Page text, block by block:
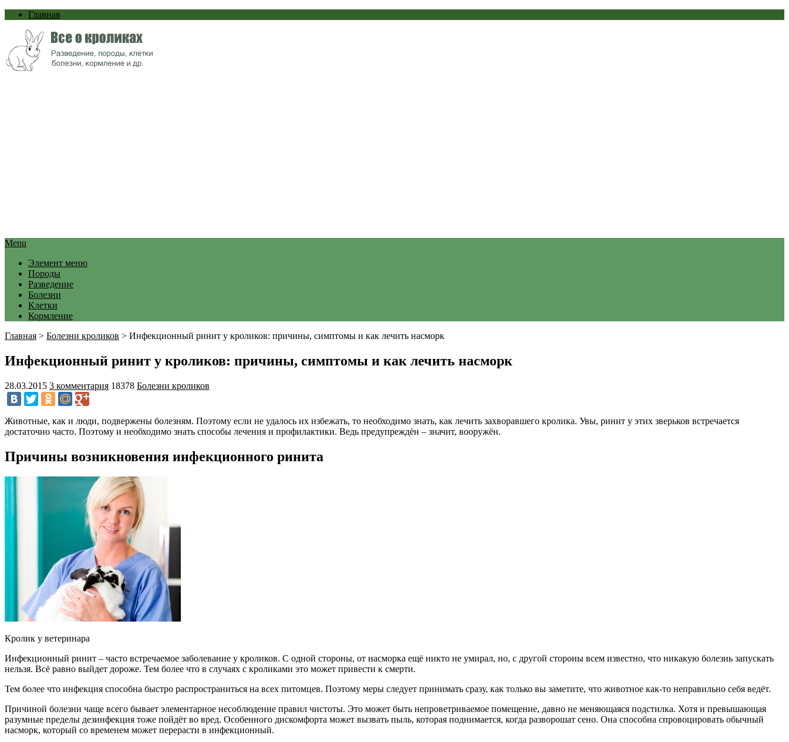
Главная
Menu
Элемент меню
Породы
Разведение
Болезни
Клетки
Кормление
Главная > Болезни кроликов > Инфекционный ринит у кроликов: причины, симптомы и как лечить насморк
Инфекционный ринит у кроликов: причины, симптомы и как лечить насморк
28.03.2015 3 комментария 18378 Болезни кроликов
Животные, как и люди, подвержены болезням. Поэтому если не удалось их избежать, то необходимо знать, как лечить захворавшего кролика. Увы, ринит у этих зверьков встречается
достаточно часто. Поэтому и необходимо знать способы лечения и профилактики. Ведь предупреждён – значит, вооружён.
Причины возникновения инфекционного ринита
Кролик у ветеринара
Инфекционный ринит – часто встречаемое заболевание у кроликов. С одной стороны, от насморка ещё никто не умирал, но, с другой стороны всем известно, что никакую болезнь запускать
нельзя. Всё равно выйдет дороже. Тем более что в случаях с кроликами это может привести к смерти.
Тем более что инфекция способна быстро распространиться на всех питомцев. Поэтому меры следует принимать сразу, как только вы заметите, что животное как-то неправильно себя ведёт.
Причиной болезни чаще всего бывает элементарное несоблюдение правил чистоты. Это может быть непроветриваемое помещение, давно не меняющаяся подстилка. Хотя и превышающая
разумные пределы дезинфекция тоже пойдёт во вред. Особенного дискомфорта может вызвать пыль, которая поднимается, когда разворошат сено. Она способна спровоцировать обычный
насморк, который со временем может перерасти в инфекционный.